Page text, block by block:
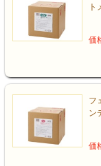
ト
価
フ
ン
価